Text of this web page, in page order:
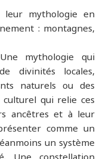
mythologie en
: montagnes,
mythologie qui
divinités locales,
naturels ou des
qui relie ces
ancêtres et à leur
comme un
un système